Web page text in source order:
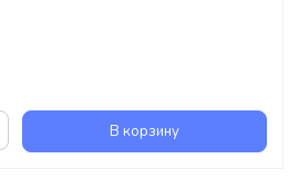
В корзину